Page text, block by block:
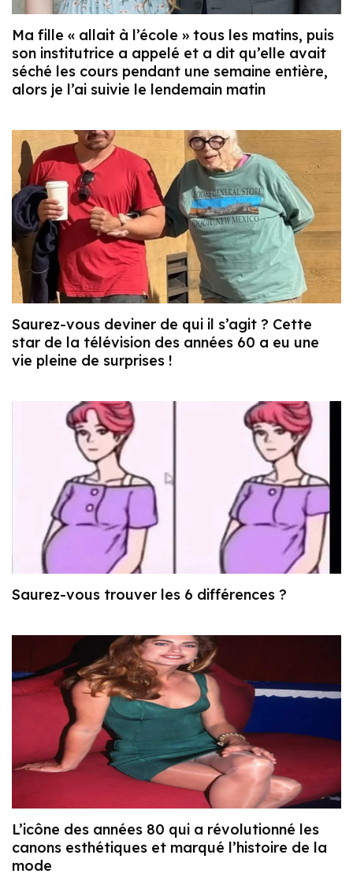
Ma fille « allait à l’école » tous les matins, puis
son institutrice a appelé et a dit qu’elle avait
séché les cours pendant une semaine entière,
alors je l’ai suivie le lendemain matin
Saurez-vous deviner de qui il s’agit ? Cette
star de la télévision des années 60 a eu une
vie pleine de surprises !
Saurez-vous trouver les 6 différences ?
L’icône des années 80 qui a révolutionné les
canons esthétiques et marqué l’histoire de la
mode